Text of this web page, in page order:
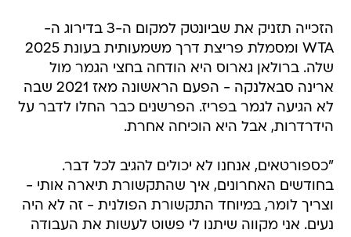
הזכייה תזניק את שביונטק למקום ה-3 בדירוג ה-
WTA ומסמלת פריצת דרך משמעותית בעונת 2025
שלה. ברולאן גארוס היא הודחה בחצי הגמר מול
ארינה סבאלנקה - הפעם הראשונה מאז 2021 שבה
לא הגיעה לגמר בפריז. הפרשנים כבר החלו לדבר על
הידרדרות, אבל היא הוכיחה אחרת.
"כספורטאים, אנחנו לא יכולים להגיב לכל דבר.
בחודשים האחרונים, איך שהתקשורת תיארה אותי -
וצריך לומר, במיוחד התקשורת הפולנית - זה לא היה
נעים. אני מקווה שיתנו לי פשוט לעשות את העבודה